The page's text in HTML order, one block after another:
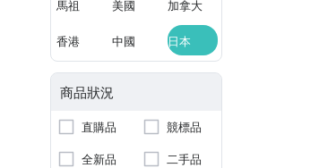
馬祖 美國 加拿大
香港 中國 日本
商品狀況
直購品
競標品
全新品
二手品